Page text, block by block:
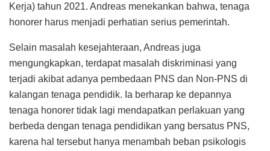
Kerja) tahun 2021. Andreas menekankan bahwa, tenaga
honorer harus menjadi perhatian serius pemerintah.
Selain masalah kesejahteraan, Andreas juga
mengungkapkan, terdapat masalah diskriminasi yang
terjadi akibat adanya pembedaan PNS dan Non-PNS di
kalangan tenaga pendidik. Ia berharap ke depannya
tenaga honorer tidak lagi mendapatkan perlakuan yang
berbeda dengan tenaga pendidikan yang bersatus PNS,
karena hal tersebut hanya menambah beban psikologis